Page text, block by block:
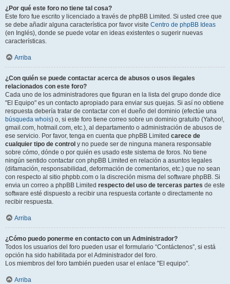
¿Por qué este foro no tiene tal cosa?
Este foro fue escrito y licenciado a través de phpBB Limited. Si usted cree que
se debe añadir alguna característica por favor visite Centro de phpBB Ideas
(en Inglés), donde se puede votar en ideas existentes o sugerir nuevas
características.
Arriba
¿Con quién se puede contactar acerca de abusos o usos ilegales
relacionados con este foro?
Cada uno de los administradores que figuran en la lista del grupo donde dice
"El Equipo" es un contacto apropiado para enviar sus quejas. Si así no obtiene
respuesta debería tratar de contactar con el dueño del dominio (efectúe una
búsqueda whois) o, si este foro tiene correo sobre un dominio gratuito (Yahoo!,
gmail.com, hotmail.com, etc.), al departamento o administración de abusos de
ese servicio. Por favor, tenga en cuenta que phpBB Limited carece de
cualquier tipo de control y no puede ser de ninguna manera responsable
sobre cómo, dónde o por quién es usado este sistema de foros. No tiene
ningún sentido contactar con phpBB Limited en relación a asuntos legales
(difamación, responsabilidad, deformación de comentarios, etc.) que no sean
con respecto al sitio phpbb.com o la discreción misma del software phpBB. Si
envia un correo a phpBB Limited respecto del uso de terceras partes de este
software esté dispuesto a recibir una respuesta cortante o directamente no
recibir respuesta.
Arriba
¿Cómo puedo ponerme en contacto con un Administrador?
Todos los usuarios del foro pueden usar el formulario “Contáctenos”, si está
opción ha sido habilitada por el Administrador del foro.
Los miembros del foro también pueden usar el enlace "El equipo".
Arriba